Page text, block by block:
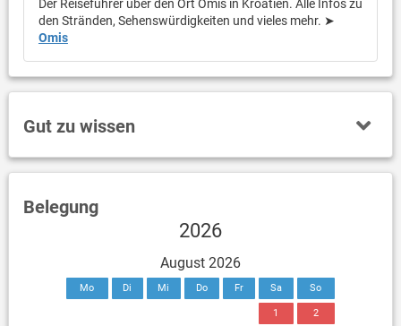
Der Reiseführer über den Ort Omis in Kroatien. Alle Infos zu
den Stränden, Sehenswürdigkeiten und vieles mehr. ➤
Omis
Gut zu wissen
Belegung
2026
August 2026
Mo Di Mi Do Fr Sa So
1 2